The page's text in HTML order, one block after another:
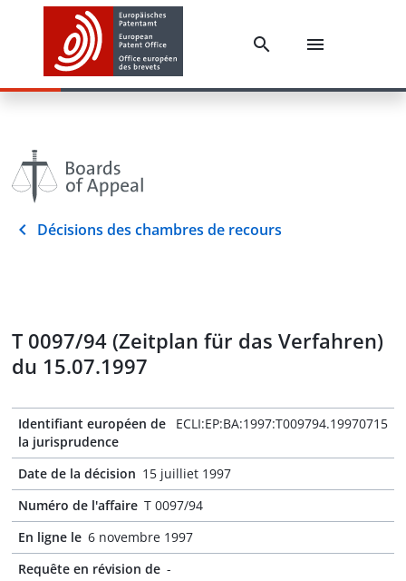
Décisions des chambres de recours
T 0097/94 (Zeitplan für das Verfahren)
du 15.07.1997
Identifiant européen de
la jurisprudence
ECLI:EP:BA:1997:T009794.19970715
Date de la décision 15 juilliet 1997
Numéro de l'affaire T 0097/94
En ligne le 6 novembre 1997
Requête en révision de -